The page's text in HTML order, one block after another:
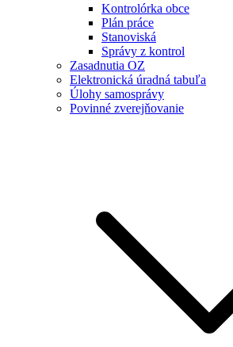
Kontrolórka obce
Plán práce
Stanoviská
Správy z kontrol
Zasadnutia OZ
Elektronická úradná tabuľa
Úlohy samosprávy
Povinné zverejňovanie